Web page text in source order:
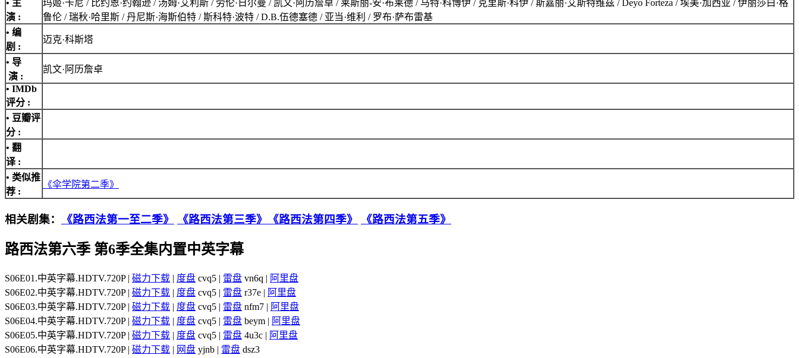
• 主
演 :
玛姬·卡尼 / 比约恩·约翰逊 / 汤姆·艾利斯 / 劳伦·日尔曼 / 凯文·阿历詹卓 / 莱斯丽-安·布莱德 / 马特·科博伊 / 克里斯·科伊 / 斯嘉丽·艾斯特维兹 / Deyo Forteza / 埃美·加西亚 / 伊丽莎白·格
鲁伦 / 瑞秋·哈里斯 / 丹尼斯·海斯伯特 / 斯科特·波特 / D.B.伍德塞德 / 亚当·维利 / 罗布·萨布雷基
• 编
剧 :
迈克·科斯塔
• 导
演 :
凯文·阿历詹卓
• IMDb
评分 :
• 豆瓣评
分 :
• 翻
译 :
• 类似推
荐 :
《伞学院第二季》
相关剧集： 《路西法第一至二季》 《路西法第三季》 《路西法第四季》 《路西法第五季》
路西法第六季 第6季全集内置中英字幕
S06E01.中英字幕.HDTV.720P | 磁力下载 | 度盘 cvq5 | 雷盘 vn6q | 阿里盘
S06E02.中英字幕.HDTV.720P | 磁力下载 | 度盘 cvq5 | 雷盘 r37e | 阿里盘
S06E03.中英字幕.HDTV.720P | 磁力下载 | 度盘 cvq5 | 雷盘 nfm7 | 阿里盘
S06E04.中英字幕.HDTV.720P | 磁力下载 | 度盘 cvq5 | 雷盘 beym | 阿里盘
S06E05.中英字幕.HDTV.720P | 磁力下载 | 度盘 cvq5 | 雷盘 4u3c | 阿里盘
S06E06.中英字幕.HDTV.720P | 磁力下载 | 网盘 yjnb | 雷盘 dsz3